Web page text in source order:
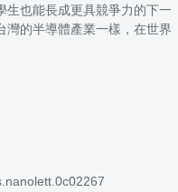
生也能長成更具競爭力的下一
灣的半導體產業一樣，在世界